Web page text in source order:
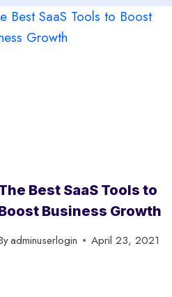
Best SaaS Tools to
Business Growth
adminuserlogin April 23, 2021